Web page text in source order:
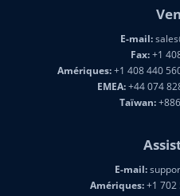
E-mail:
Fax:+1
Amériques:+1 408 440
EMEA:+44 074
Taïwan:
E-mail:
Amériques:+1 702